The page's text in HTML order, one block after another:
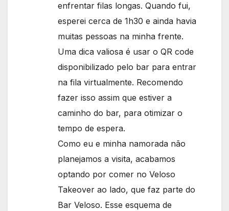
enfrentar filas longas. Quando fui,
esperei cerca de 1h30 e ainda havia
muitas pessoas na minha frente.
Uma dica valiosa é usar o QR code
disponibilizado pelo bar para entrar
na fila virtualmente. Recomendo
fazer isso assim que estiver a
caminho do bar, para otimizar o
tempo de espera.
Como eu e minha namorada não
planejamos a visita, acabamos
optando por comer no Veloso
Takeover ao lado, que faz parte do
Bar Veloso. Esse esquema de